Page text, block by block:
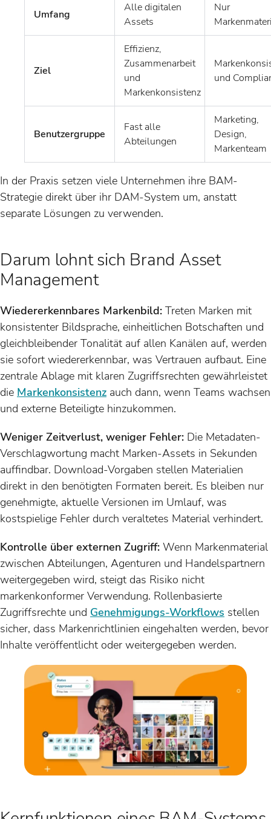
Umfang
Alle digitalen
Assets
Nur
Ziel
Effizienz,
Zusammenarbeit
und
Markenkonsistenz
und
Benutzergruppe
Fast alle
Abteilungen
Marketing,
Design,
Markenteam
In der Praxis setzen viele Unternehmen ihre BAM-
Strategie direkt über ihr DAM-System um, anstatt
separate Lösungen zu verwenden.
Darum lohnt sich Brand Asset
Management
Wiedererkennbares Markenbild: Treten Marken mit
konsistenter Bildsprache, einheitlichen Botschaften und
gleichbleibender Tonalität auf allen Kanälen auf, werden
sie sofort wiedererkennbar, was Vertrauen aufbaut. Eine
zentrale Ablage mit klaren Zugriffsrechten gewährleistet
die Markenkonsistenz auch dann, wenn Teams wachsen
und externe Beteiligte hinzukommen.
Weniger Zeitverlust, weniger Fehler: Die Metadaten-
Verschlagwortung macht Marken-Assets in Sekunden
auffindbar. Download-Vorgaben stellen Materialien
direkt in den benötigten Formaten bereit. Es bleiben nur
genehmigte, aktuelle Versionen im Umlauf, was
kostspielige Fehler durch veraltetes Material verhindert.
Kontrolle über externen Zugriff: Wenn Markenmaterial
zwischen Abteilungen, Agenturen und Handelspartnern
weitergegeben wird, steigt das Risiko nicht
markenkonformer Verwendung. Rollenbasierte
Zugriffsrechte und Genehmigungs-Workflows stellen
sicher, dass Markenrichtlinien eingehalten werden, bevor
Inhalte veröffentlicht oder weitergegeben werden.